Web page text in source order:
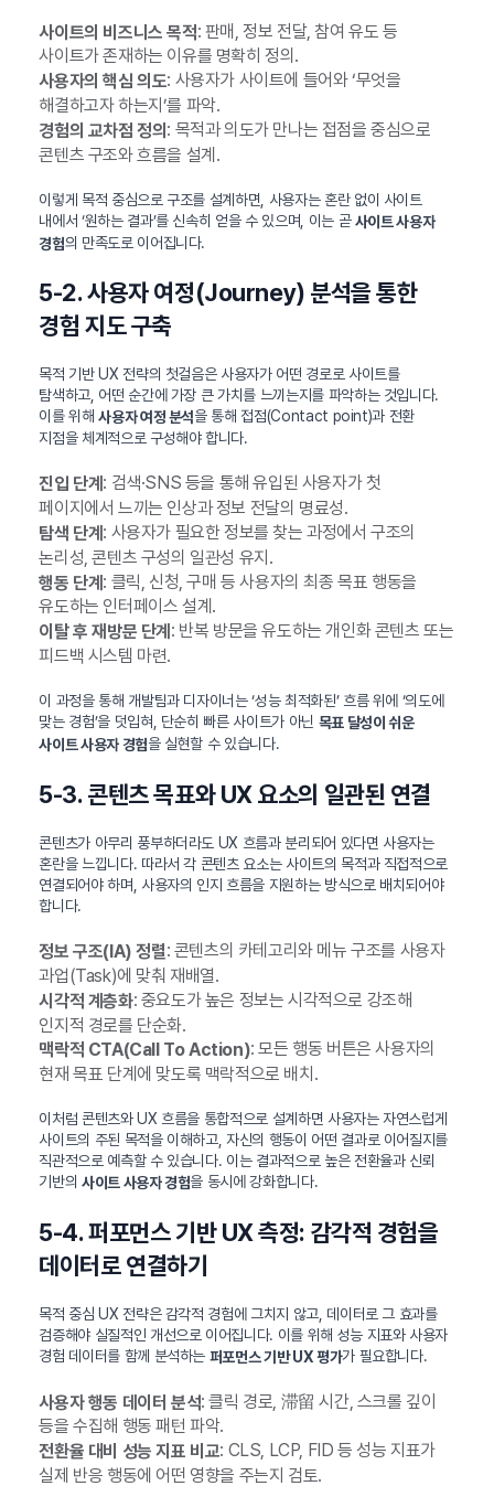
사이트의 비즈니스 목적: 판매, 정보 전달, 참여 유도 등
사이트가 존재하는 이유를 명확히 정의.
사용자의 핵심 의도: 사용자가 사이트에 들어와 ‘무엇을
해결하고자 하는지’를 파악.
경험의 교차점 정의 : 목적과 의도가 만나는 접점을 중심으로
콘텐츠 구조와 흐름을 설계.
이렇게 목적 중심으로 구조를 설계하면, 사용자는 혼란 없이 사이트
내에서 ‘원하는 결과’를 신속히 얻을 수 있으며, 이는 곧사이트 사용자
경험의 만족도로 이어집니다.
5-2. 사용자 여정(Journey) 분석을 통한
경험 지도 구축
목적 기반 UX 전략의 첫걸음은 사용자가 어떤 경로로 사이트를
탐색하고, 어떤 순간에 가장 큰 가치를 느끼는지를 파악하는 것입니다.
이를 위해사용자 여정 분석을 통해 접점(Contact point)과 전환
지점을 체계적으로 구성해야 합니다.
진입 단계 : 검색·SNS 등을 통해 유입된 사용자가 첫
페이지에서 느끼는 인상과 정보 전달의 명료성.
탐색 단계 : 사용자가 필요한 정보를 찾는 과정에서 구조의
논리성, 콘텐츠 구성의 일관성 유지.
행동 단계 : 클릭, 신청, 구매 등 사용자의 최종 목표 행동을
유도하는 인터페이스 설계.
이탈 후 재방문 단계 : 반복 방문을 유도하는 개인화 콘텐츠 또는
피드백 시스템 마련.
이 과정을 통해 개발팀과 디자이너는 ‘성능 최적화된’ 흐름 위에 ‘의도에
맞는 경험’을 덧입혀, 단순히 빠른 사이트가 아닌 목표 달성이 쉬운
사이트 사용자 경험을 실현할 수 있습니다.
5-3. 콘텐츠 목표와 UX 요소의 일관된 연결
콘텐츠가 아무리 풍부하더라도 UX 흐름과 분리되어 있다면 사용자는
혼란을 느낍니다. 따라서 각 콘텐츠 요소는 사이트의 목적과 직접적으로
연결되어야 하며, 사용자의 인지 흐름을 지원하는 방식으로 배치되어야
합니다.
정보 구조(IA) 정렬: 콘텐츠의 카테고리와 메뉴 구조를 사용자
과업(Task)에 맞춰 재배열.
시각적 계층화: 중요도가 높은 정보는 시각적으로 강조해
인지적 경로를 단순화.
맥락적 CTA(Call To Action): 모든 행동 버튼은 사용자의
현재 목표 단계에 맞도록 맥락적으로 배치.
이처럼 콘텐츠와 UX 흐름을 통합적으로 설계하면 사용자는 자연스럽게
사이트의 주된 목적을 이해하고, 자신의 행동이 어떤 결과로 이어질지를
직관적으로 예측할 수 있습니다. 이는 결과적으로 높은 전환율과 신뢰
기반의 사이트 사용자 경험을 동시에 강화합니다.
5-4. 퍼포먼스 기반 UX 측정: 감각적 경험을
데이터로 연결하기
목적 중심 UX 전략은 감각적 경험에 그치지 않고, 데이터로 그 효과를
검증해야 실질적인 개선으로 이어집니다. 이를 위해 성능 지표와 사용자
경험 데이터를 함께 분석하는 퍼포먼스 기반 UX 평가가 필요합니다.
사용자 행동 데이터 분석: 클릭 경로, 滞留 시간, 스크롤 깊이
등을 수집해 행동 패턴 파악.
전환율 대비 성능 지표 비교: CLS, LCP, FID 등 성능 지표가
실제 반응 행동에 어떤 영향을 주는지 검토.